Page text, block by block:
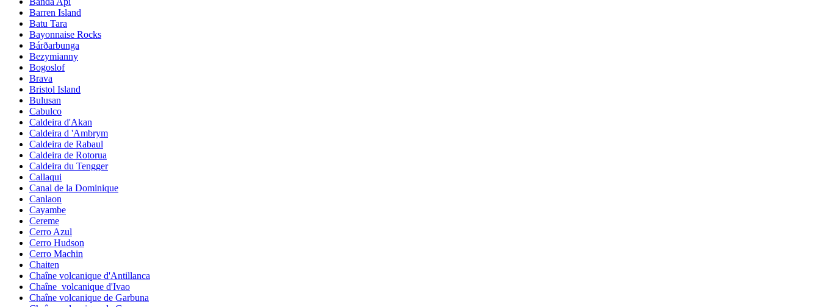
Barren Island
Batu Tara
Bayonnaise Rocks
Bárðarbunga
Bezymianny
Bogoslof
Brava
Bristol Island
Bulusan
Cabulco
Caldeira d'Akan
Caldeira d 'Ambrym
Caldeira de Rabaul
Caldeira de Rotorua
Caldeira du Tengger
Callaqui
Canal de la Dominique
Canlaon
Cayambe
Cereme
Cerro Azul
Cerro Hudson
Cerro Machin
Chaiten
Chaîne volcanique d'Antillanca
Chaîne_volcanique d'Ivao
Chaîne volcanique de Garbuna